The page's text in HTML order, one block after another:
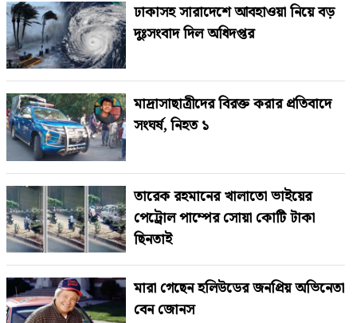
ঢাকাসহ সারাদেশে আবহাওয়া নিয়ে বড়
দুঃসংবাদ দিল অধিদপ্তর
মাদ্রাসাছাত্রীদের বিরক্ত করার প্রতিবাদে
সংঘর্ষ, নিহত ১
তারেক রহমানের খালাতো ভাইয়ের
পেট্রোল পাম্পের সোয়া কোটি টাকা
ছিনতাই
মারা গেছেন হলিউডের জনপ্রিয় অভিনেতা
বেন জোনস